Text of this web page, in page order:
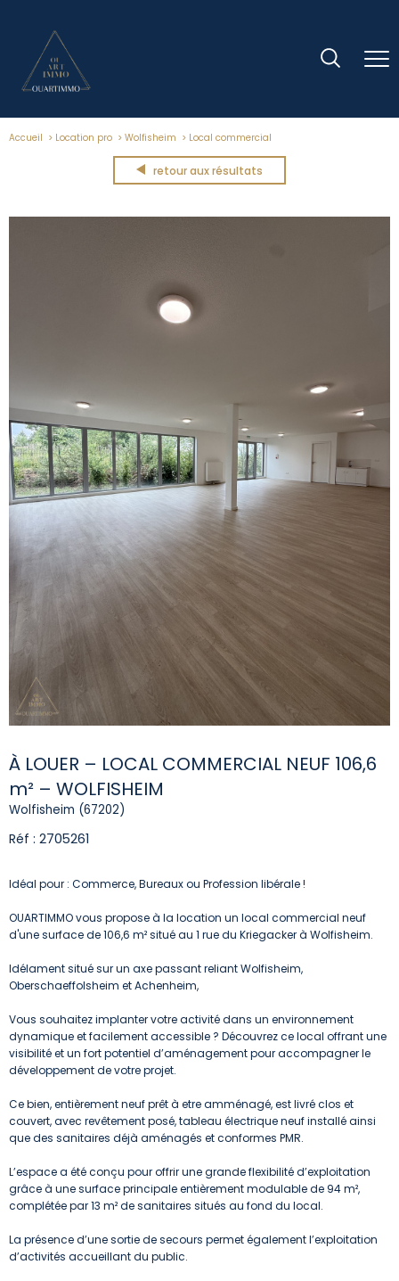
Accueil Location pro Wolfisheim Local commercial
retour aux résultats
À LOUER – LOCAL COMMERCIAL NEUF 106,6
m² – WOLFISHEIM
Wolfisheim (67202)
Réf : 2705261
Idéal pour : Commerce, Bureaux ou Profession libérale !
OUARTIMMO vous propose à la location un local commercial neuf
d'une surface de 106,6 m² situé au 1 rue du Kriegacker à Wolfisheim.
Idélament situé sur un axe passant reliant Wolfisheim,
Oberschaeffolsheim et Achenheim,
Vous souhaitez implanter votre activité dans un environnement
dynamique et facilement accessible ? Découvrez ce local offrant une
visibilité et un fort potentiel d’aménagement pour accompagner le
développement de votre projet.
Ce bien, entièrement neuf prêt à etre amménagé, est livré clos et
couvert, avec revêtement posé, tableau électrique neuf installé ainsi
que des sanitaires déjà aménagés et conformes PMR.
L’espace a été conçu pour offrir une grande flexibilité d’exploitation
grâce à une surface principale entièrement modulable de 94 m²,
complétée par 13 m² de sanitaires situés au fond du local.
La présence d’une sortie de secours permet également l’exploitation
d’activités accueillant du public.